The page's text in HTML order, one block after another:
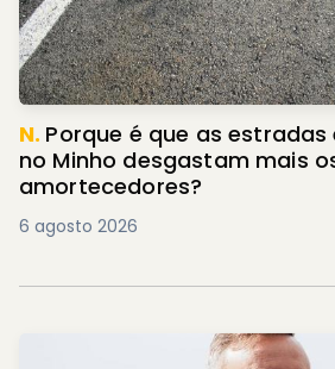
N. Porque é que as
no Minho desgastam mais
amortecedores?
6 agosto 2026